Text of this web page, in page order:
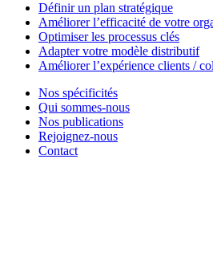
Définir un plan stratégique
Améliorer l’efficacité de votre
Optimiser les processus clés
Adapter votre modèle distributif
Améliorer l’expérience clients /
Nos spécificités
Qui sommes-nous
Nos publications
Rejoignez-nous
Contact